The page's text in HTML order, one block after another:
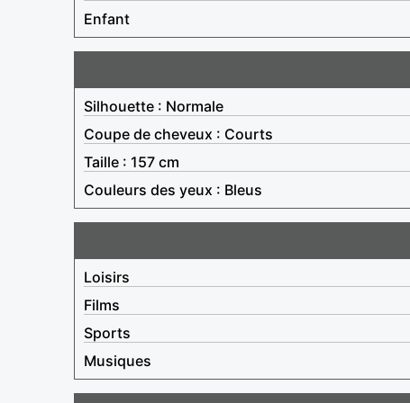
Enfant
Silhouette : Normale
Coupe de cheveux : Courts
Taille : 157 cm
Couleurs des yeux : Bleus
Loisirs
Films
Sports
Musiques